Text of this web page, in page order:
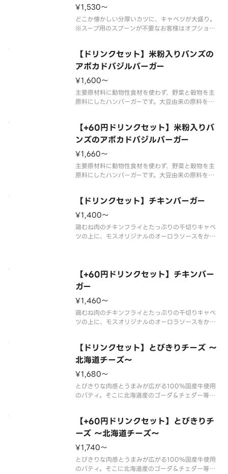
¥1,530〜
どこか懐かしい分厚いカツに、キャベツが大盛り。
※スープ用のスプーンが不要なお客様はオプション
合はすべてのスプーンが提供されません。
※食材の増減量・不使用等のご要望にはお応え
【ドリンクセット】米粉入りバンズの
アボカドバジルバーガー
¥1,600〜
主要原材料に動物性食材を使わず、野菜と穀物を主
原料にしたハンバーガーです。大豆由来の原料を使
※あとがけソース付き。※お好みで少量ずつかけて
お召しあがりください。※一部副
【+60円ドリンクセット】米粉入りバ
ンズのアボカドバジルバーガー
¥1,660〜
主要原材料に動物性食材を使わず、野菜と穀物を主
原料にしたハンバーガーです。大豆由来の原料を使
※あとがけソース付き。※お好みで少量ずつかけて
お召しあがりください。※一部副
【ドリンクセット】チキンバーガー
¥1,400〜
鶏むね肉のチキンフライとたっぷりの千切りキャベ
ツの上に、モスオリジナルのオーロラソースをかけ
※ソースの原材料が一部変更になりました。
※食材の増減量・
【+60円ドリンクセット】チキンバー
ガー
¥1,460〜
鶏むね肉のチキンフライとたっぷりの千切りキャベ
ツの上に、モスオリジナルのオーロラソースをかけ
は、相性抜群です。
※ソースの原材料が一部変更になりました。
【ドリンクセット】とびきりチーズ ～
北海道チーズ～
¥1,680〜
とびきりな肉感とうまみが広がる100％国産牛使用
のパティ。そこに北海道産のゴーダ＆チェダー等を
食欲をそそるモスの自信作です。
※パティに含まれる牛肉は､100％国産です
【+60円ドリンクセット】とびきりチ
ーズ ～北海道チーズ～
¥1,740〜
とびきりな肉感とうまみが広がる100％国産牛使用
のパティ。そこに北海道産のゴーダ＆チェダー等を